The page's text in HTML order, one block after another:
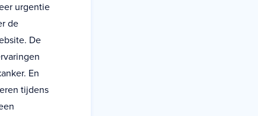
urgentie
de
De
En
tijdens